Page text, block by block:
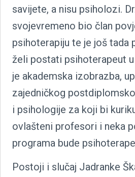
savijete, a nisu psiholozi.
svojevremeno bio član
psihoterapiju te je još tada
želi postati psihoterapeut
je akademska izobrazba,
zajedničkog
i psihologije za koji bi
ovlašteni profesori i neka
programa bude
Postoji i slučaj Jadranke